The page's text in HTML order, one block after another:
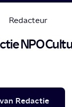
Redacteur
NPO
Redactie